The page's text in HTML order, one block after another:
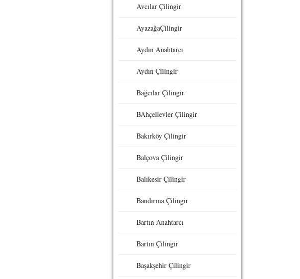
Avcılar Çilingir
AyazağaÇilingir
Aydın Anahtarcı
Aydın Çilingir
Bağcılar Çilingir
BAhçelievler Çilingir
Bakırköy Çilingir
Balçova Çilingir
Balıkesir Çilingir
Bandırma Çilingir
Bartın Anahtarcı
Bartın Çilingir
Başakşehir Çilingir